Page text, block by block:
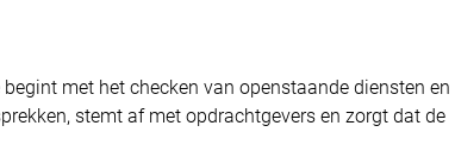
met het checken van openstaande diensten en
stemt af met opdrachtgevers en zorgt dat de